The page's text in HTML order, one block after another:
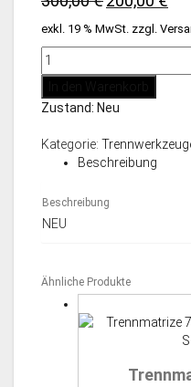
Preis
war:
ist:
exkl. 19 % MwSt. zzgl.
Trennwerkzeug
Matrize
mit
Schneidleisten,
Zustand: Neu
Kategorie:
Beschreibung
Beschreibung
NEU
Ähnliche Produkte